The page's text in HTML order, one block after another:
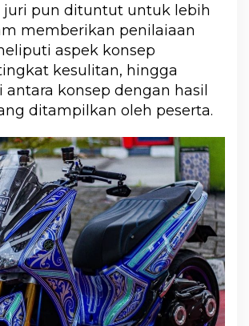
juri pun dituntut untuk lebih
memberikan penilaiaan
aspek konsep
kesulitan, hingga
antara konsep dengan hasil
ditampilkan oleh peserta.